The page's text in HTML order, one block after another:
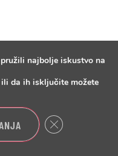
najbolje iskustvo na
da ih isključite možete
Close GDPR